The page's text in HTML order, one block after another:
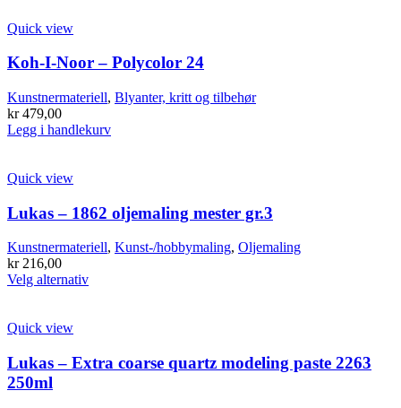
Quick view
Koh-I-Noor – Polycolor 24
Kunstnermateriell, Blyanter, kritt og tilbehør
kr479,00
Legg i handlekurv
Quick view
Lukas – 1862 oljemaling mester gr.3
Kunstnermateriell, Kunst-/hobbymaling, Oljemaling
kr216,00
Velg alternativDette
Alternativene
kan
Quick view
Lukas – Extra coarse quartz modeling paste 2263
250ml